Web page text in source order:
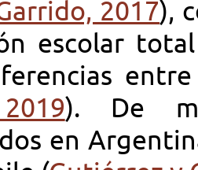
2017),
escolar
). De
en